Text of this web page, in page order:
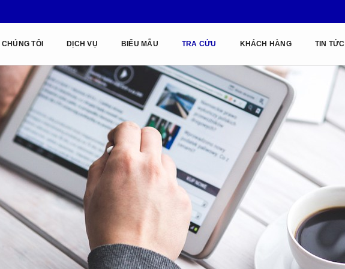
CHÚNG TÔI DỊCH VỤ BIỂU MẪU TRA CỨU KHÁCH HÀNG TIN TỨC